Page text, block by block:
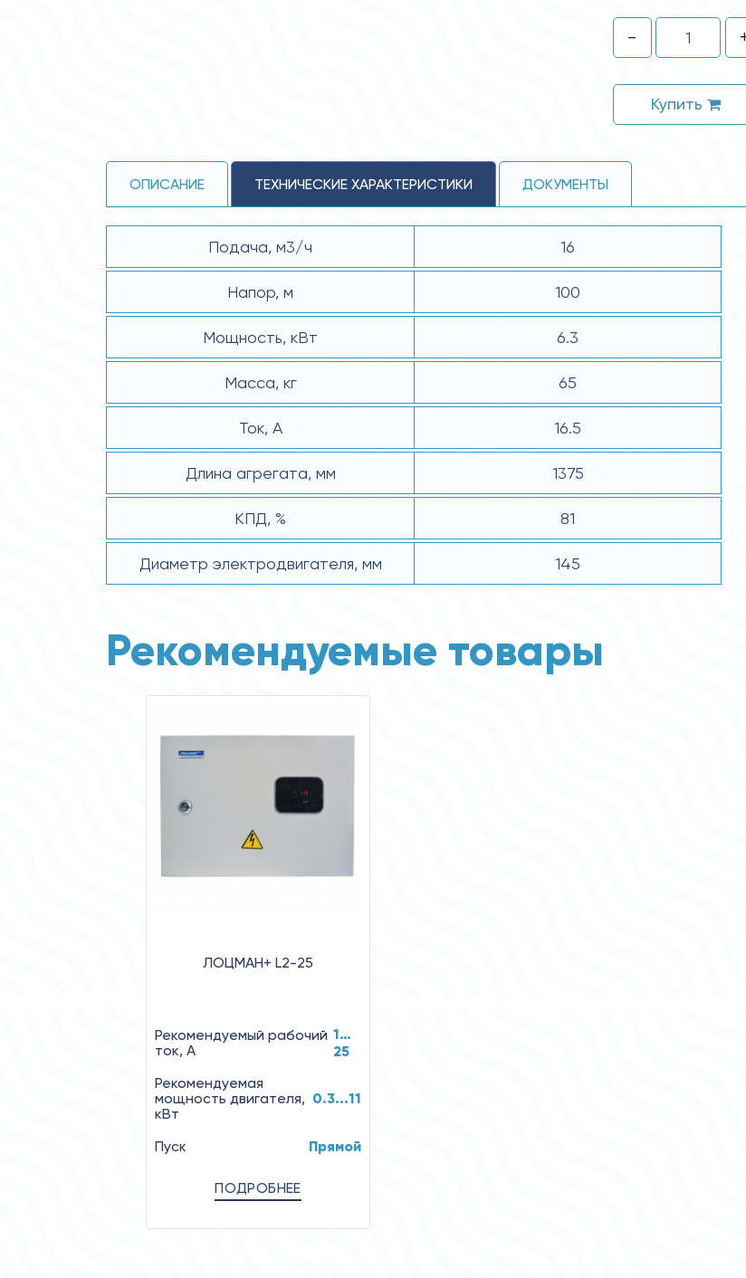
-
Купить
ОПИСАНИЕ ТЕХНИЧЕСКИЕ ХАРАКТЕРИСТИКИ ДОКУМЕНТЫ
Подача, м3/ч 16
Напор, м 100
Мощность, кВт 6.3
Масса, кг 65
Ток, А 16.5
Длина агрегата, мм 1375
КПД, % 81
Диаметр электродвигателя, мм 145
Рекомендуемые товары
ЛОЦМАН+ L2-25
Рекомендуемый рабочий
ток, А
1…
25
Рекомендуемая
мощность двигателя,
кВт
0.3...11
Пуск Прямой
ПОДРОБНЕЕ